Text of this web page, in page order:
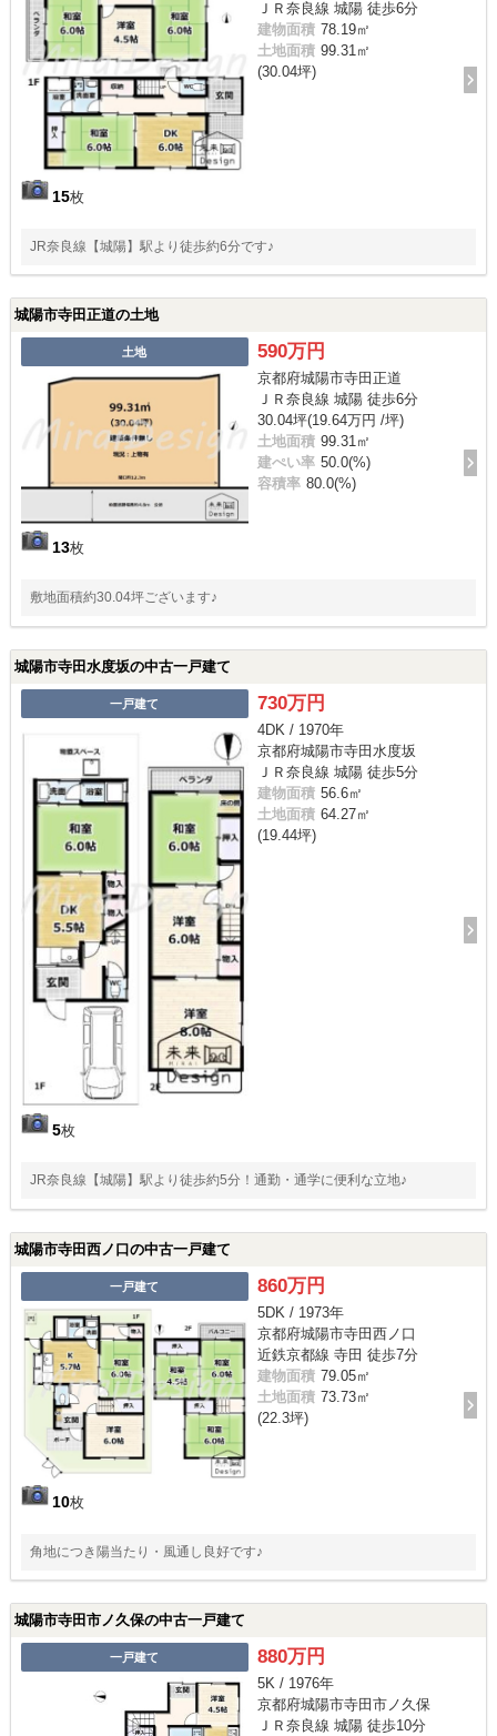
15枚
ＪＲ奈良線 城陽 徒歩6分
建物面積 78.19㎡
土地面積 99.31㎡
(30.04坪)
JR奈良線【城陽】駅より徒歩約6分です♪
城陽市寺田正道の土地
土地
13枚
590万円
京都府城陽市寺田正道
ＪＲ奈良線 城陽 徒歩6分
30.04坪(19.64万円 /坪)
土地面積 99.31㎡
建ぺい率 50.0(%)
容積率 80.0(%)
敷地面積約30.04坪ございます♪
城陽市寺田水度坂の中古一戸建て
一戸建て
5枚
730万円
4DK / 1970年
京都府城陽市寺田水度坂
ＪＲ奈良線 城陽 徒歩5分
建物面積 56.6㎡
土地面積 64.27㎡
(19.44坪)
JR奈良線【城陽】駅より徒歩約5分！通勤・通学に便利な立地♪
城陽市寺田西ノ口の中古一戸建て
一戸建て
10枚
860万円
5DK / 1973年
京都府城陽市寺田西ノ口
近鉄京都線 寺田 徒歩7分
建物面積 79.05㎡
土地面積 73.73㎡
(22.3坪)
角地につき陽当たり・風通し良好です♪
城陽市寺田市ノ久保の中古一戸建て
一戸建て 880万円
5K / 1976年
京都府城陽市寺田市ノ久保
ＪＲ奈良線 城陽 徒歩10分